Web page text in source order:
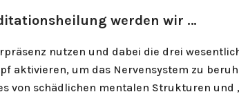
werden wir …
nutzen und dabei die drei
aktivieren, um das Nervensystem zu
von schädlichen mentalen Strukturen und